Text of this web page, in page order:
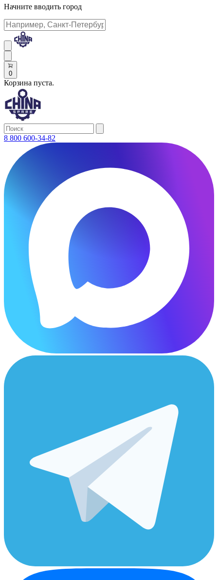
Начните вводить город
0
Корзина пуста.
8 800 600-34-82